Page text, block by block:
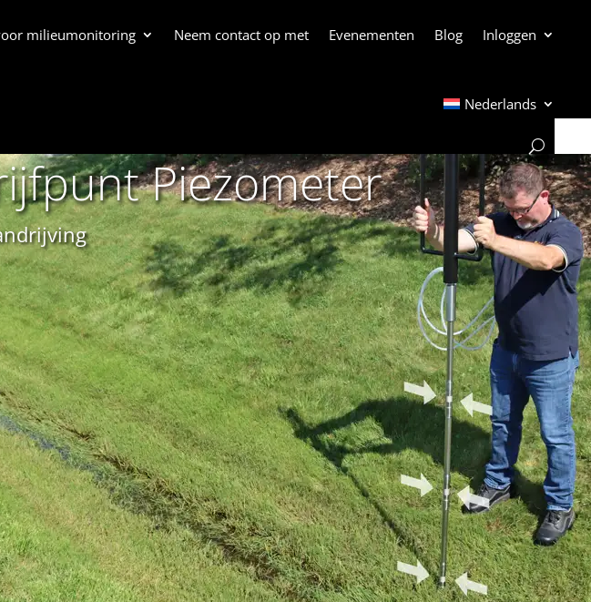
milieumonitoring Neem contact op met Evenementen Blog Inloggen
Nederlands
Piezometer